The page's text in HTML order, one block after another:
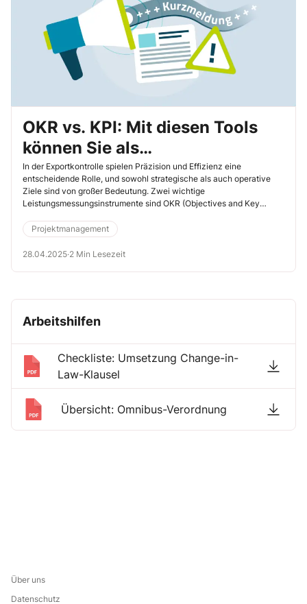
OKR vs. KPI: Mit diesen Tools
können Sie als
Exportkontrollbeauftragter
Leistung effektiv messen
In der Exportkontrolle spielen Präzision und Effizienz eine
entscheidende Rolle, und sowohl strategische als auch operative
Ziele sind von großer Bedeutung. Zwei wichtige
Leistungsmessungsinstrumente sind OKR (Objectives and Key
ähnliche Ziele, unterscheiden sich jedoch in ihrer Anwendung und
ihrem Fokus. Sie können beide Methoden einsetzen, um die
Effektivität Ihrer Arbeit zu steigern.
Projektmanagement
28.04.2025·2 Min Lesezeit
Arbeitshilfen
Checkliste: Umsetzung Change-in-
Law-Klausel
Übersicht: Omnibus-Verordnung
Über uns
Datenschutz